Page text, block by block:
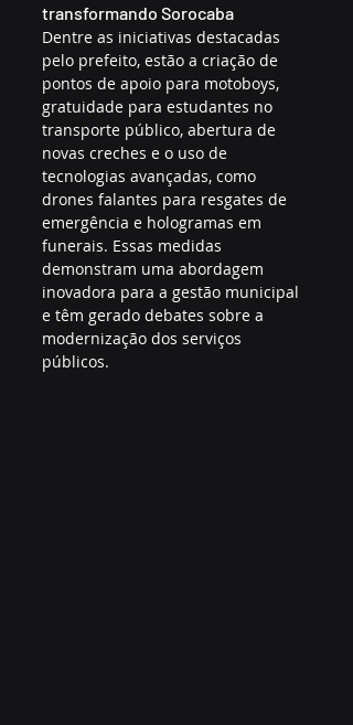
transformando Sorocaba
Dentre as iniciativas destacadas
pelo prefeito, estão a criação de
pontos de apoio para motoboys,
gratuidade para estudantes no
transporte público, abertura de
novas creches e o uso de
tecnologias avançadas, como
drones falantes para resgates de
emergência e hologramas em
funerais. Essas medidas
demonstram uma abordagem
inovadora para a gestão municipal
e têm gerado debates sobre a
modernização dos serviços
públicos.